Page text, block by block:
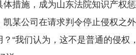
体措施，成为山东法院知识产权
公司在请求判令停止侵权之外
我们认为，这不是普通的侵权